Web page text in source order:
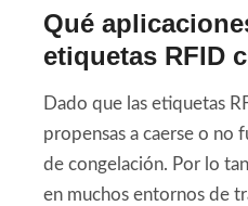
Qué
etiquetas RFID
Dado que las etiquetas
propensas a caerse o no
de congelación. Por lo
en muchos entornos de